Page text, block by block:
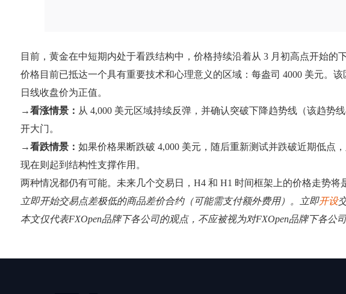
目前，黄金在中短期内处于看跌结构中，价格持续沿着从 3 月初高点开始的
价格目前已抵达一个具有重要技术和心理意义的区域：每盎司 4000 美元。
日线收盘价为正值。
→看涨情景： 从 4,000 美元区域持续反弹，并确认突破下降趋势线（该趋势
开大门。
→看跌情景： 如果价格果断跌破 4,000 美元，随后重新测试并跌破近期低点
现在则起到结构性支撑作用。
两种情况都仍有可能。未来几个交易日，H4 和 H1 时间框架上的价格走势将
立即开始交易点差极低的商品差价合约（可能需支付额外费用）。立即开设
本文仅代表FXOpen品牌下各公司的观点，不应被视为对FXOpen品牌下各公